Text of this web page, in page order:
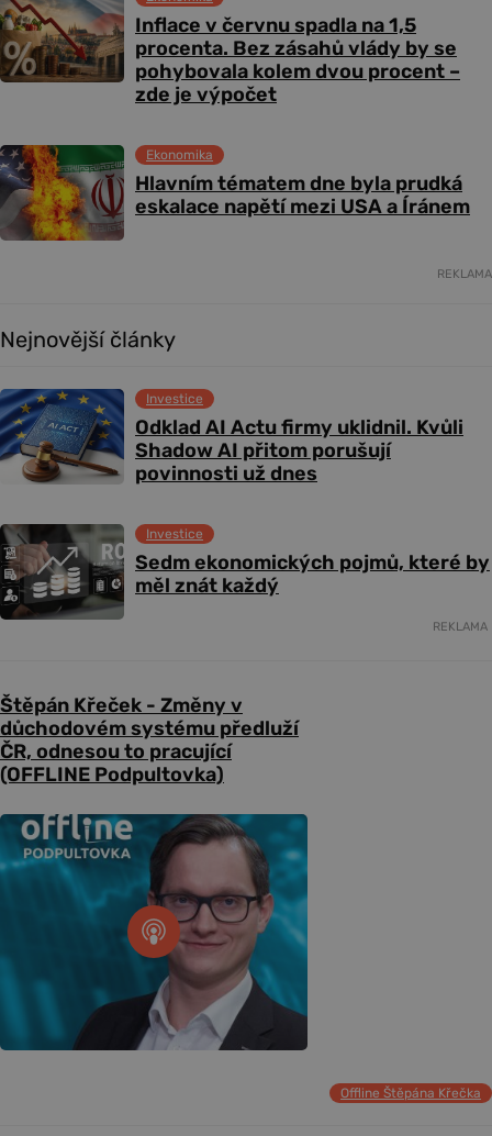
Inflace v červnu spadla na 1,5
procenta. Bez zásahů vlády by se
pohybovala kolem dvou procent –
zde je výpočet
Hlavním tématem dne byla prudká
eskalace napětí mezi USA a Íránem
Ekonomika
REKLAMA
Nejnovější články
Odklad AI Actu firmy uklidnil. Kvůli
Shadow AI přitom porušují
povinnosti už dnes
Investice
Sedm ekonomických pojmů, které by
měl znát každý
Investice
REKLAMA
Štěpán Křeček - Změny v
důchodovém systému předluží
ČR, odnesou to pracující
(OFFLINE Podpultovka)
Offline Štěpána Křečka